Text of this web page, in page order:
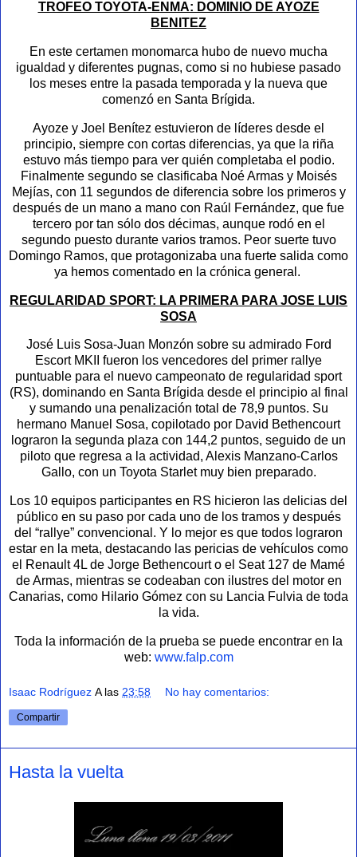
TROFEO TOYOTA-ENMA: DOMINIO DE AYOZE
BENITEZ
En este certamen monomarca hubo de nuevo mucha
igualdad y diferentes pugnas, como si no hubiese pasado
los meses entre la pasada temporada y la nueva que
comenzó en Santa Brígida.
Ayoze y Joel Benítez estuvieron de líderes desde el
principio, siempre con cortas diferencias, ya que la riña
estuvo más tiempo para ver quién completaba el podio.
Finalmente segundo se clasificaba Noé Armas y Moisés
Mejías, con 11 segundos de diferencia sobre los primeros y
después de un mano a mano con Raúl Fernández, que fue
tercero por tan sólo dos décimas, aunque rodó en el
segundo puesto durante varios tramos. Peor suerte tuvo
Domingo Ramos, que protagonizaba una fuerte salida como
ya hemos comentado en la crónica general.
REGULARIDAD SPORT: LA PRIMERA PARA JOSE LUIS
SOSA
José Luis Sosa-Juan Monzón sobre su admirado Ford
Escort MKII fueron los vencedores del primer rallye
puntuable para el nuevo campeonato de regularidad sport
(RS), dominando en Santa Brígida desde el principio al final
y sumando una penalización total de 78,9 puntos. Su
hermano Manuel Sosa, copilotado por David Bethencourt
lograron la segunda plaza con 144,2 puntos, seguido de un
piloto que regresa a la actividad, Alexis Manzano-Carlos
Gallo, con un Toyota Starlet muy bien preparado.
Los 10 equipos participantes en RS hicieron las delicias del
público en su paso por cada uno de los tramos y después
del “rallye” convencional. Y lo mejor es que todos lograron
estar en la meta, destacando las pericias de vehículos como
el Renault 4L de Jorge Bethencourt o el Seat 127 de Mamé
de Armas, mientras se codeaban con ilustres del motor en
Canarias, como Hilario Gómez con su Lancia Fulvia de toda
la vida.
Toda la información de la prueba se puede encontrar en la
web: www.falp.com
Isaac Rodríguez A las 23:58 No hay comentarios:
Compartir
Hasta la vuelta